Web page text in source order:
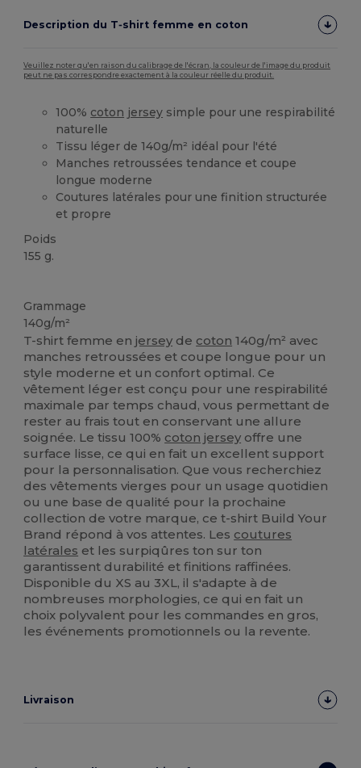
Description du T‑shirt femme en coton
Veuillez noter qu'en raison du calibrage de l'écran, la couleur de l'image du produit
peut ne pas correspondre exactement à la couleur réelle du produit.
100% coton jersey simple pour une respirabilité
naturelle
Tissu léger de 140g/m² idéal pour l'été
Manches retroussées tendance et coupe
longue moderne
Coutures latérales pour une finition structurée
et propre
Poids
155 g.
Grammage
140g/m²
T-shirt femme enjersey de coton 140g/m² avec
manches retroussées et coupe longue pour un
style moderne et un confort optimal. Ce
vêtement léger est conçu pour une respirabilité
maximale par temps chaud, vous permettant de
rester au frais tout en conservant une allure
soignée. Le tissu 100% coton jersey offre une
surface lisse, ce qui en fait un excellent support
pour la personnalisation. Que vous recherchiez
des vêtements vierges pour un usage quotidien
ou une base de qualité pour la prochaine
collection de votre marque, ce t-shirt Build Your
Brand répond à vos attentes. Les coutures
latérales et les surpiqûres ton sur ton
garantissent durabilité et finitions raffinées.
Disponible du XS au 3XL, il s'adapte à de
nombreuses morphologies, ce qui en fait un
choix polyvalent pour les commandes en gros,
les événements promotionnels ou la revente.
Livraison